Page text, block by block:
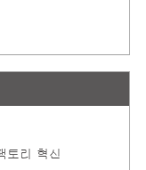
토리 혁신